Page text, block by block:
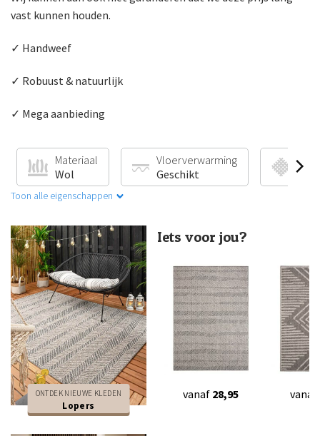
vast kunnen houden.
✓ Handweef
✓ Robuust & natuurlijk
✓ Mega aanbieding
Materiaal
Wol
Vloerverwarming
Geschikt
Toon alle eigenschappen
ONTDEK NIEUWE KLEDEN
Lopers
Iets voor jou?
vanaf 28,95 vanaf